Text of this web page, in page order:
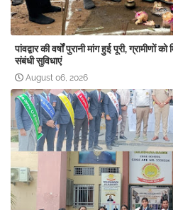
पांवद्वार की वर्षों पुरानी मांग हुई पूरी,
संबंधी सुविधाएं
August 06, 2026